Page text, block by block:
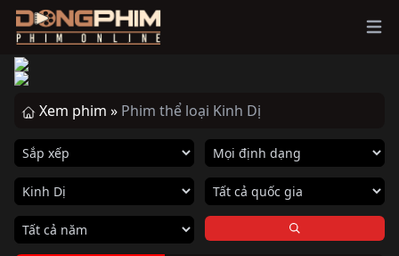
Xem phim » Phim thể loại Kinh Dị